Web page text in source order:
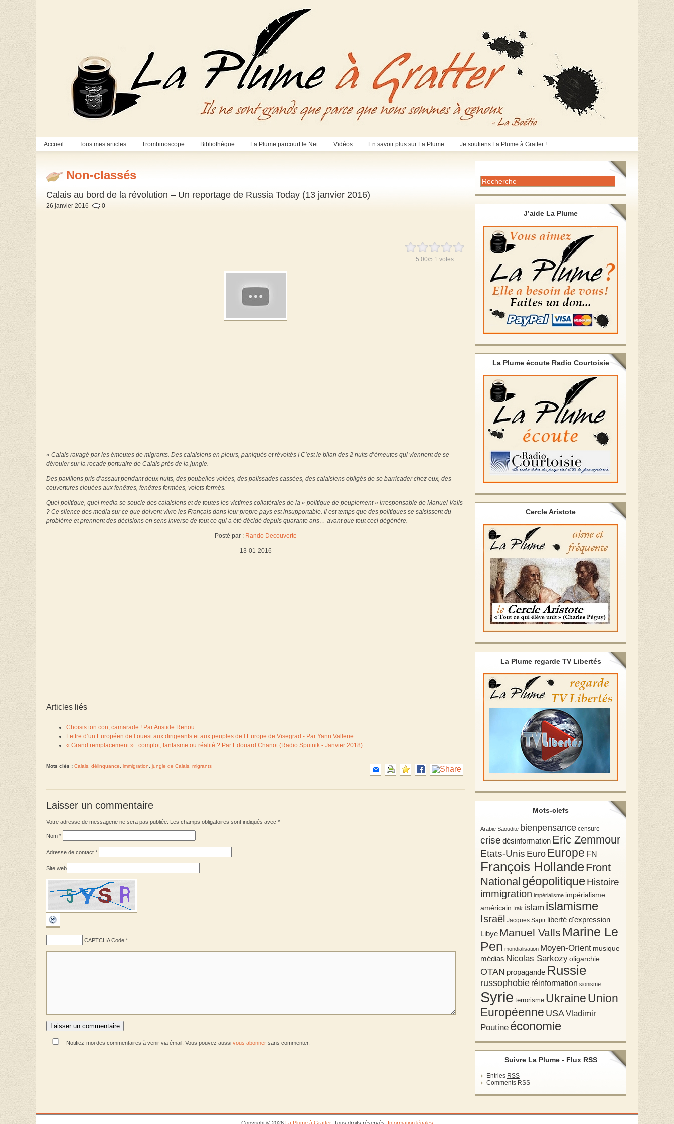
Accueil Tous mes articles Trombinoscope Bibliothèque La Plume parcourt le Net Vidéos En savoir plus sur La Plume Je soutiens La Plume à Gratter !
Non-classés
Calais au bord de la révolution – Un reportage de Russia Today (13 janvier 2016)
26 janvier 2016 0
5.00/5 1 votes
« Calais ravagé par les émeutes de migrants. Des calaisiens en pleurs, paniqués et révoltés ! C’est le bilan des 2 nuits d’émeutes qui viennent de se
dérouler sur la rocade portuaire de Calais près de la jungle.
Des pavillons pris d’assaut pendant deux nuits, des poubelles volées, des palissades cassées, des calaisiens obligés de se barricader chez eux, des
couvertures clouées aux fenêtres, fenêtres fermées, volets fermés.
Quel politique, quel media se soucie des calaisiens et de toutes les victimes collatérales de la « politique de peuplement » irresponsable de Manuel Valls
? Ce silence des media sur ce que doivent vivre les Français dans leur propre pays est insupportable. Il est temps que des politiques se saisissent du
problème et prennent des décisions en sens inverse de tout ce qui a été décidé depuis quarante ans… avant que tout ceci dégénère.
Posté par : Rando Decouverte
13-01-2016
Articles liés
Choisis ton con, camarade ! Par Aristide Renou
Lettre d’un Européen de l’ouest aux dirigeants et aux peuples de l’Europe de Visegrad - Par Yann Vallerie
« Grand remplacement » : complot, fantasme ou réalité ? Par Edouard Chanot (Radio Sputnik - Janvier 2018)
Mots clés : Calais délinquance immigration jungle de Calais migrants
Laisser un commentaire
Votre adresse de messagerie ne sera pas publiée. Les champs obligatoires sont indiqués avec *
Nom *
Adresse de contact *
Site web
CAPTCHA Code *
Notifiez-moi des commentaires à venir via émail. Vous pouvez aussi vous abonner sans commenter.
J’aide La Plume
La Plume écoute Radio Courtoisie
Cercle Aristote
La Plume regarde TV Libertés
Mots-clefs
Arabie Saoudite bienpensance censure
crise désinformation Eric Zemmour
Etats-Unis Euro Europe FN
François HollandeFront
National géopolitiqueHistoire
immigration impérialisme impérialisme
américain Irak islam islamisme
Israël Jacques Sapir liberté d'expression
Libye Manuel Valls Marine Le
Pen mondialisation Moyen-Orient musique
médias Nicolas Sarkozyoligarchie
OTAN propagande Russie
russophobie réinformation sionisme
Syrie terrorisme Ukraine Union
Européenne USAVladimir
Poutine économie
Suivre La Plume - Flux RSS
Entries RSS
Comments RSS